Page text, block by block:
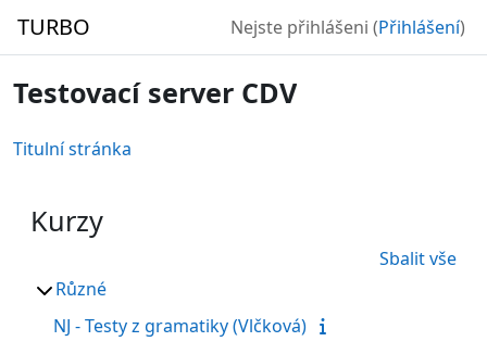
TURBO Nejste přihlášeni (Přihlášení)
Testovací server CDV
Titulní stránka
Kurzy
Sbalit vše
Různé
NJ - Testy z gramatiky (Vlčková)